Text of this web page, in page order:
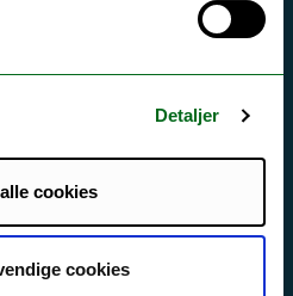
Detaljer
cookies
cookies